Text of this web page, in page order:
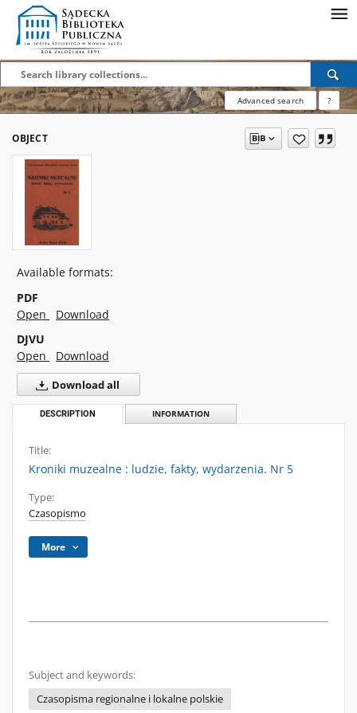
Advanced search ?
OBJECT
Available formats:
PDF
Open
Download
DJVU
Open
Download
Download all
DESCRIPTION INFORMATION
Title:
Kroniki muzealne : ludzie, fakty, wydarzenia. Nr 5
Type:
Czasopismo
More
Subject and keywords:
Czasopisma regionalne i lokalne polskie